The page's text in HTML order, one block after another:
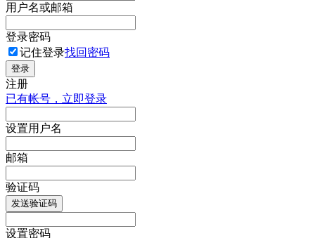
用户名或邮箱
登录密码
记住登录找回密码
登录
注册
已有帐号，立即登录
设置用户名
邮箱
验证码
发送验证码
设置密码